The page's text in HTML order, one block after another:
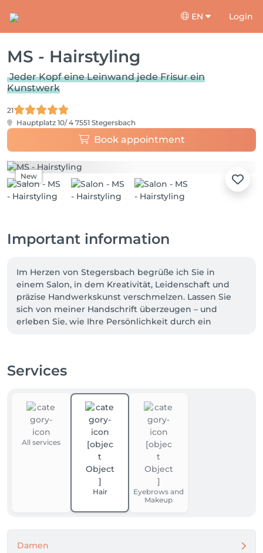
EN Login
MS - Hairstyling
Jeder Kopf eine Leinwand jede Frisur ein
Kunstwerk
21
Hauptplatz 10/ 4 7551 Stegersbach
Book appointment
New
Important information
Im Herzen von Stegersbach begrüße ich Sie in
einem Salon, in dem Kreativität, Leidenschaft und
präzise Handwerkskunst verschmelzen. Lassen Sie
sich von meiner Handschrift überzeugen – und
erleben Sie, wie Ihre Persönlichkeit durch ein
Services
All services
Hair
Eyebrows and
Makeup
Damen